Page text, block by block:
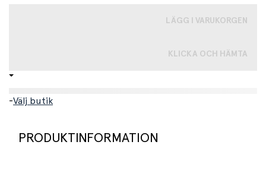
LÄGG I VARUKORGEN
KLICKA OCH HÄMTA
-Välj butik
PRODUKTINFORMATION